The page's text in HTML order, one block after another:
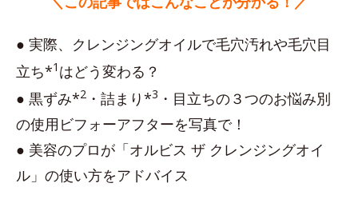
● 実際、クレンジングオイルで毛穴汚れや毛穴目
立ち*1 はどう変わる？
● 黒ずみ*2 ・詰まり*3 ・目立ちの３つのお悩み別
の使用ビフォーアフターを写真で！
● 美容のプロが「オルビス ザ クレンジングオイ
ル」の使い方をアドバイス